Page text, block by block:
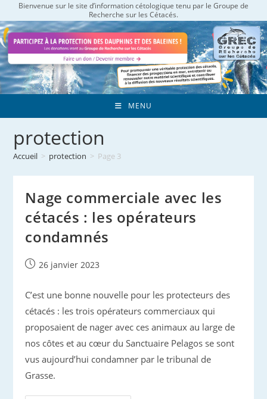
to
content
Bienvenue sur le site d’information cétologique tenu par le Groupe de
Recherche sur les Cétacés.
MENU
protection
Accueil > protection > Page 3
Nage commerciale avec les
cétacés : les opérateurs
condamnés
Publication
26 janvier 2023
C’est une bonne nouvelle pour les protecteurs des
cétacés : les trois opérateurs commerciaux qui
proposaient de nager avec ces animaux au large de
nos côtes et au cœur du Sanctuaire Pelagos se sont
vus aujourd’hui condamner par le tribunal de
Grasse.